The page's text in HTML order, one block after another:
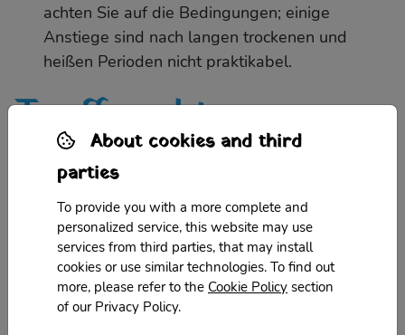
achten Sie auf die Bedingungen; einige
Anstiege sind nach langen trockenen und
heißen Perioden nicht praktikabel.
Treffpunkt
Der genaue Treffpunkt wird auf der Grundlage der
gewählten Route mitgeteilt. Nachfolgend finden
Sie alle Treffpunkte der Brenta-Gruppe:
Val Borzago - Carè Alto
https://bit.ly/3pmUzLG
Bedole - Adamellohttps://bit.ly/2WO1OjE
Rifugio Nambrone - Presanella
About cookies and third
parties
To provide you with a more complete and
personalized service, this website may use
services from third parties, that may install
cookies or use similar technologies. To find out
more, please refer to the Cookie Policy section
of our Privacy Policy.